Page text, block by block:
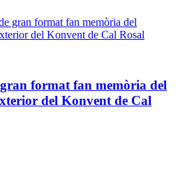
format fan memòria del
del Konvent de Cal